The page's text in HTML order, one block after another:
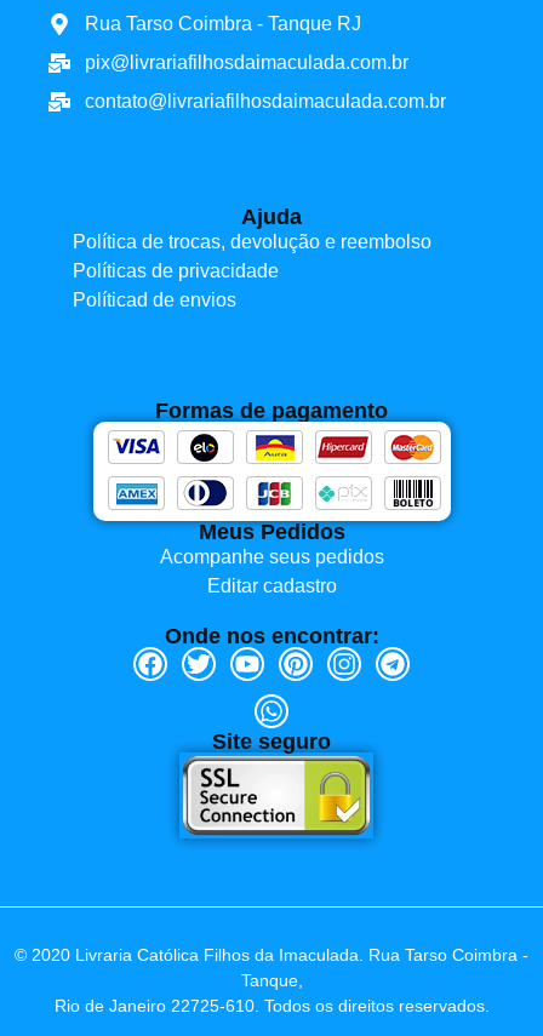
Rua Tarso Coimbra - Tanque RJ
pix@livrariafilhosdaimaculada.com.br
contato@livrariafilhosdaimaculada.com.br
Ajuda
Política de trocas, devolução e reembolso
Políticas de privacidade
Políticad de envios
Formas de pagamento
Meus Pedidos
Acompanhe seus pedidos
Editar cadastro
Onde nos encontrar:
Site seguro
© 2020 Livraria Católica Filhos da Imaculada. Rua Tarso Coimbra -
Tanque,
Rio de Janeiro 22725-610. Todos os direitos reservados.